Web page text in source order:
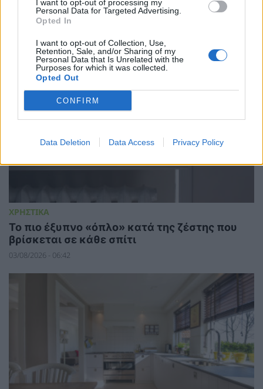
I want to opt-out of processing my
Personal Data for Targeted Advertising.
Opted In
I want to opt-out of Collection, Use,
Retention, Sale, and/or Sharing of my
Personal Data that Is Unrelated with the
Purposes for which it was collected.
Opted Out
CONFIRM
Data Deletion Data Access Privacy Policy
εξοικονόμηση ρεύματος;
04/08/2026 - 07:02
ΧΡΗΣΤΙΚΑ
To πιο έξυπνο «όπλο» κατά της ζέστης που
βρίσκεται σε κάθε σπίτι
03/08/2026 - 06:42